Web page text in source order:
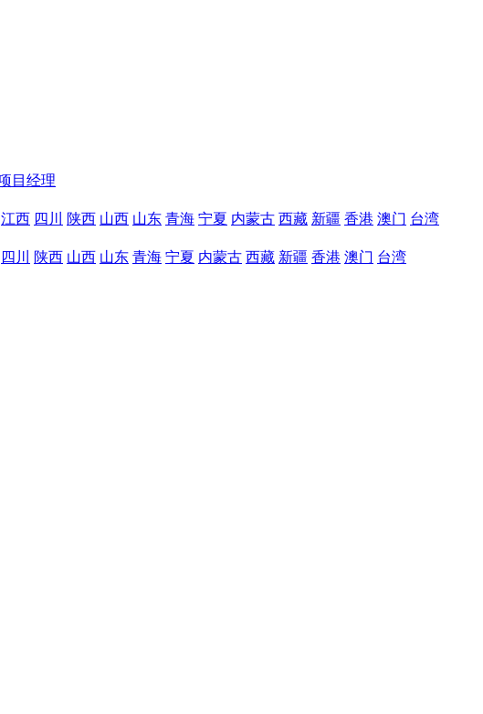
目经理
江西 四川 陕西 山西 山东 青海 宁夏 内蒙古 西藏 新疆 香港 澳门 台湾
四川 陕西 山西 山东 青海 宁夏 内蒙古 西藏 新疆 香港 澳门 台湾